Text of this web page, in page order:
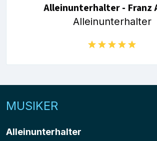
Alleinunterhalter - Franz
Alleinunterhalter
MUSIKER
Alleinunterhalter